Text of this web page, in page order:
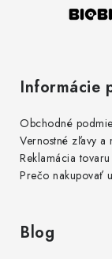
Informácie
Obchodné
Vernostné zľavy a
Reklamácia tovaru
Prečo nakupovať
Blog